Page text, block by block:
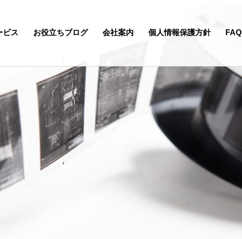
ビス お役立ちブログ 会社案内 個人情報保護方針 FAQ